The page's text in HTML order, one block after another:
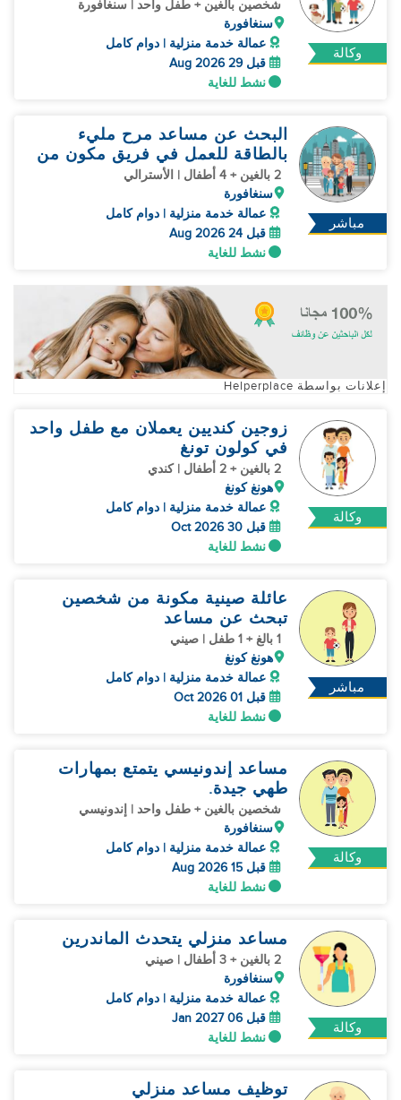
وكالة
شخصين بالغين + طفل واحد | سنغافورة
سنغافورة
عمالة خدمة منزلية | دوام كامل
قبل 29 Aug 2026
نشط للغاية
مباشر
البحث عن مساعد مرح مليء
بالطاقة للعمل في فريق مكون من
شخصين
2 بالغين + 4 أطفال | الأسترالي
سنغافورة
عمالة خدمة منزلية | دوام كامل
قبل 24 Aug 2026
نشط للغاية
إعلانات بواسطة Helperplace
وكالة
زوجين كنديين يعملان مع طفل واحد
في كولون تونغ
2 بالغين + 2 أطفال | كندي
هونغ كونغ
عمالة خدمة منزلية | دوام كامل
قبل 30 Oct 2026
نشط للغاية
مباشر
عائلة صينية مكونة من شخصين
تبحث عن مساعد
1 بالغ + 1 طفل | صيني
هونغ كونغ
عمالة خدمة منزلية | دوام كامل
قبل 01 Oct 2026
نشط للغاية
وكالة
مساعد إندونيسي يتمتع بمهارات
طهي جيدة.
شخصين بالغين + طفل واحد | إندونيسي
سنغافورة
عمالة خدمة منزلية | دوام كامل
قبل 15 Aug 2026
نشط للغاية
وكالة
مساعد منزلي يتحدث الماندرين
2 بالغين + 3 أطفال | صيني
سنغافورة
عمالة خدمة منزلية | دوام كامل
قبل 06 Jan 2027
نشط للغاية
توظيف مساعد منزلي